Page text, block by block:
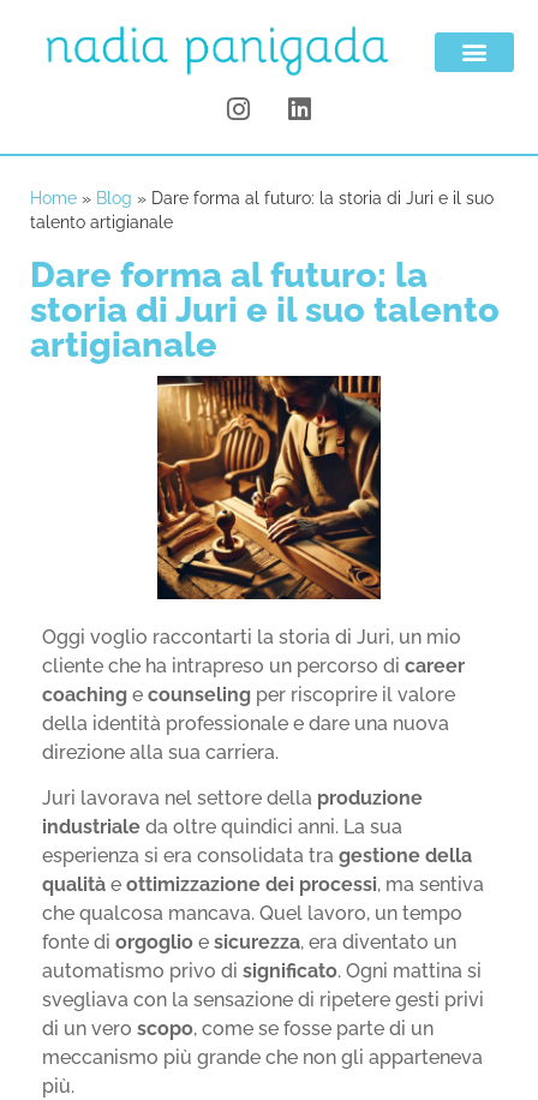
Home » Blog » Dare forma al futuro: la storia di Juri e il suo
talento artigianale
Dare forma al futuro: la
storia di Juri e il suo talento
artigianale
Oggi voglio raccontarti la storia di Juri, un mio
cliente che ha intrapreso un percorso di career
coaching e counseling per riscoprire il valore
della identità professionale e dare una nuova
direzione alla sua carriera.
Juri lavorava nel settore della produzione
industriale da oltre quindici anni. La sua
esperienza si era consolidata tra gestione della
qualità e ottimizzazione dei processi, ma sentiva
che qualcosa mancava. Quel lavoro, un tempo
fonte di orgoglio e sicurezza, era diventato un
automatismo privo di significato. Ogni mattina si
svegliava con la sensazione di ripetere gesti privi
di un vero scopo, come se fosse parte di un
meccanismo più grande che non gli apparteneva
più.